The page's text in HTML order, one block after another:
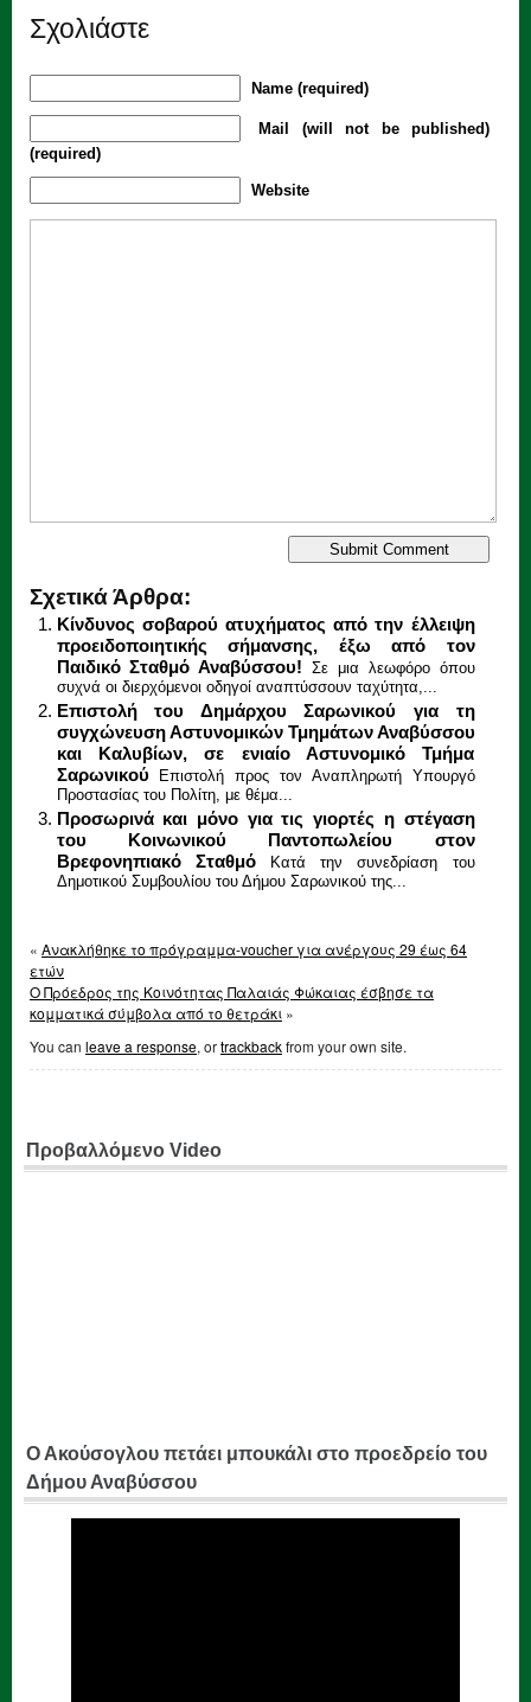
Σχολιάστε
Name (required)
Mail (will not be published)
(required)
Website
Σχετικά Άρθρα:
Κίνδυνος σοβαρού ατυχήματος από την έλλειψη
προειδοποιητικής σήμανσης, έξω από τον
Παιδικό Σταθμό Αναβύσσου!
Σε μια λεωφόρο όπου
συχνά οι διερχόμενοι οδηγοί αναπτύσσουν ταχύτητα,...
Επιστολή του Δημάρχου Σαρωνικού για τη
συγχώνευση Αστυνομικών Τμημάτων Αναβύσσου
και Καλυβίων, σε ενιαίο Αστυνομικό Τμήμα
Σαρωνικού
Επιστολή προς τον Αναπληρωτή Υπουργό
Προστασίας του Πολίτη, με θέμα...
Προσωρινά και μόνο για τις γιορτές η στέγαση
του Κοινωνικού Παντοπωλείου στον
Βρεφονηπιακό Σταθμό
Κατά την συνεδρίαση του
Δημοτικού Συμβουλίου του Δήμου Σαρωνικού της...
« Ανακλήθηκε το πρόγραμμα-voucher για ανέργους 29 έως 64
ετών
Ο Πρόεδρος της Κοινότητας Παλαιάς Φώκαιας έσβησε τα
κομματικά σύμβολα από το θετράκι »
You can leave a response, ortrackbackfrom your own site.
Προβαλλόμενο Video
Ο Ακούσογλου πετάει μπουκάλι στο προεδρείο του
Δήμου Αναβύσσου